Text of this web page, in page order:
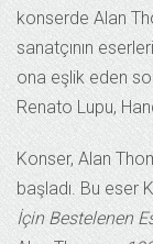
konserde Alan
sanatçının
ona eşlik eden
Renato Lupu,
Konser, Alan
başladı. Bu eser
İçin Bestelenen